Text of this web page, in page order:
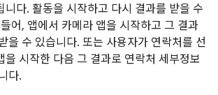
니다. 활동을 시작하고 다시 결과를 받을 수
어, 앱에서 카메라 앱을 시작하고 그 결과
을 수 있습니다. 또는 사용자가 연락처를 선
을 시작한 다음 그 결과로 연락처 세부정보
다.